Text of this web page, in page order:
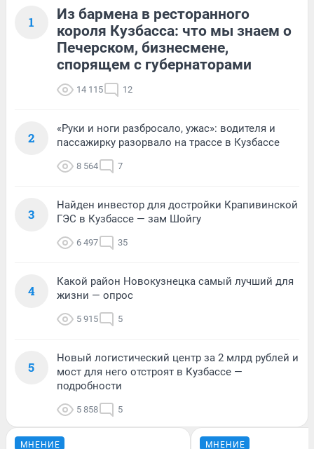
1
Из бармена в ресторанного
короля Кузбасса: что мы знаем о
Печерском, бизнесмене,
спорящем с губернаторами
14 115 12
2
«Руки и ноги разбросало, ужас»: водителя и
пассажирку разорвало на трассе в Кузбассе
8 564 7
3
Найден инвестор для достройки Крапивинской
ГЭС в Кузбассе — зам Шойгу
6 497 35
4
Какой район Новокузнецка самый лучший для
жизни — опрос
5 915 5
5
Новый логистический центр за 2 млрд рублей и
мост для него отстроят в Кузбассе —
подробности
5 858 5
МНЕНИЕ МНЕНИЕ